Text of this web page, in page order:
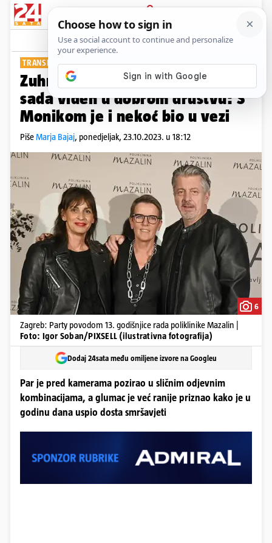
PRIJAVA
Show Komentari
TRANSFORMACIJA GLUMCA
Zuhra smršavio preko 27 kg, a
sada viđen u dobrom društvu: S
Monikom je i nekoć bio u vezi
PišeMarja Bajaj, ponedjeljak, 23.10.2023. u 18:12
6
Zagreb: Party povodom 13. godišnjice rada poliklinike Mazalin |
Foto: Igor Soban/PIXSELL (ilustrativna fotografija)
Dodaj 24sata među omiljene izvore na Googleu
Par je pred kamerama pozirao u sličnim odjevnim
kombinacijama, a glumac je već ranije priznao kako je u
godinu dana uspio dosta smršavjeti